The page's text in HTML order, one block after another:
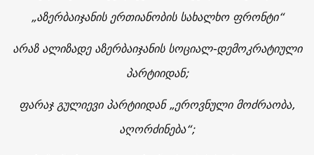
„აზერბაიჯანის ერთიანობის სახალხო ფრონტი“
არაზ ალიზადე აზერბაიჯანის სოციალ-დემოკრატიული
პარტიიდან;
ფარაჯ გულიევი პარტიიდან „ეროვნული მოძრაობა,
აღორძინება“;